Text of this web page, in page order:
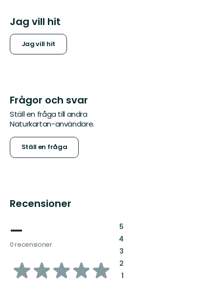
Jag vill hit
Jag vill hit
Frågor och svar
Ställ en fråga till andra
Naturkartan-användare.
Ställ en fråga
Recensioner
—
0 recensioner
av
5:
4:
3:
2:
1: